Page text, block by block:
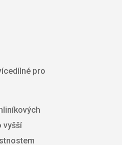
pro
vyšší